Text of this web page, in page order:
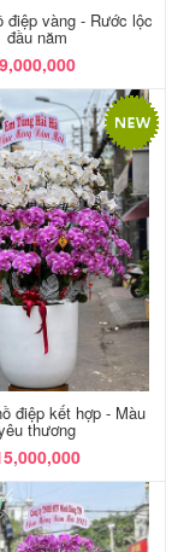
điệp vàng - Rước lộc
đầu năm
9,000,000
điệp kết hợp - Màu
thương